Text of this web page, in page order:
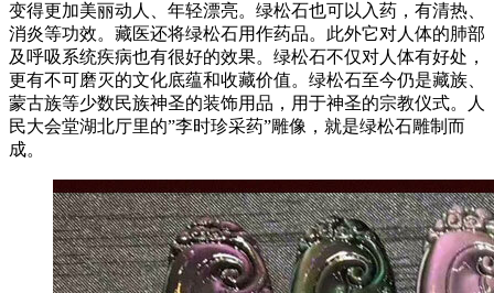
变得更加美丽动人、年轻漂亮。绿松石也可以入药，有清热、
消炎等功效。藏医还将绿松石用作药品。此外它对人体的肺部
及呼吸系统疾病也有很好的效果。绿松石不仅对人体有好处，
更有不可磨灭的文化底蕴和收藏价值。绿松石至今仍是藏族、
蒙古族等少数民族神圣的装饰用品，用于神圣的宗教仪式。人
民大会堂湖北厅里的”李时珍采药”雕像，就是绿松石雕制而
成。